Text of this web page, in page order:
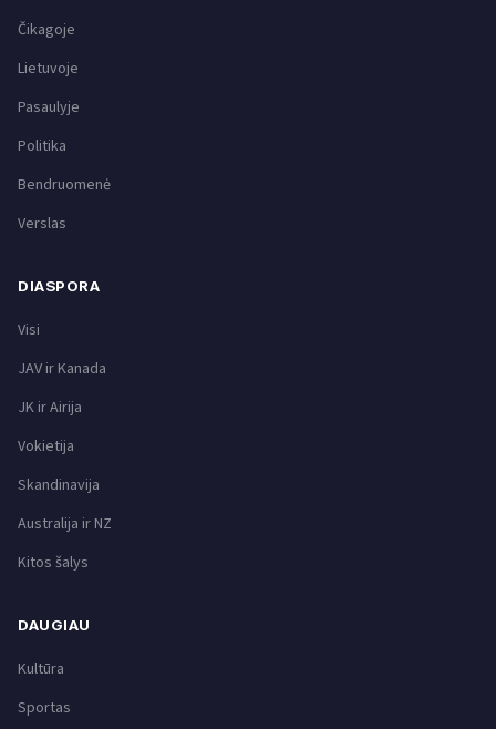
Čikagoje
Lietuvoje
Pasaulyje
Politika
Bendruomenė
Verslas
DIASPORA
Visi
JAV ir Kanada
JK ir Airija
Vokietija
Skandinavija
Australija ir NZ
Kitos šalys
DAUGIAU
Kultūra
Sportas